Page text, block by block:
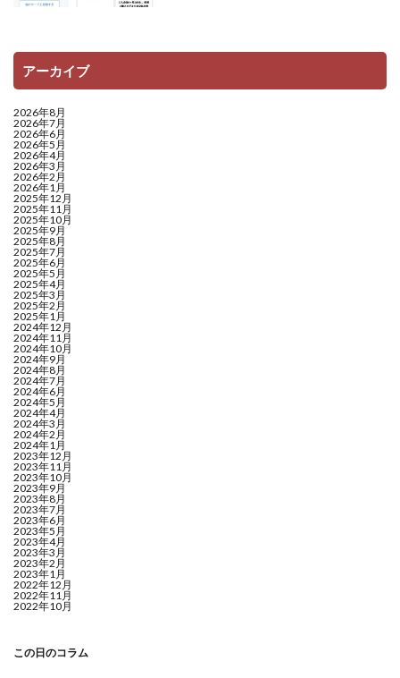
アーカイブ
2026年8月
2026年7月
2026年6月
2026年5月
2026年4月
2026年3月
2026年2月
2026年1月
2025年12月
2025年11月
2025年10月
2025年9月
2025年8月
2025年7月
2025年6月
2025年5月
2025年4月
2025年3月
2025年2月
2025年1月
2024年12月
2024年11月
2024年10月
2024年9月
2024年8月
2024年7月
2024年6月
2024年5月
2024年4月
2024年3月
2024年2月
2024年1月
2023年12月
2023年11月
2023年10月
2023年9月
2023年8月
2023年7月
2023年6月
2023年5月
2023年4月
2023年3月
2023年2月
2023年1月
2022年12月
2022年11月
2022年10月
この日のコラム